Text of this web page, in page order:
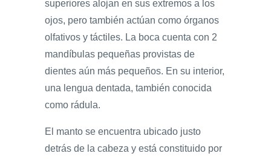
superiores alojan en sus extremos a los
ojos, pero también actúan como órganos
olfativos y táctiles. La boca cuenta con 2
mandíbulas pequeñas provistas de
dientes aún más pequeños. En su interior,
una lengua dentada, también conocida
como rádula.
El manto se encuentra ubicado justo
detrás de la cabeza y está constituido por